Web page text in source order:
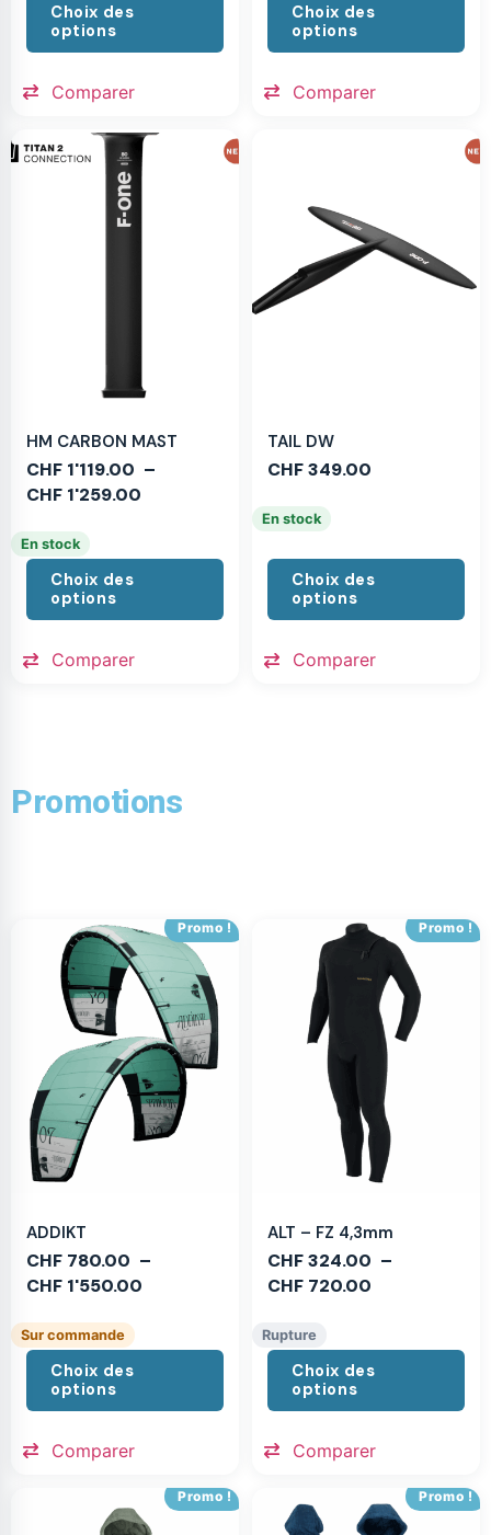
Choix des
options
Comparer
Choix des
options
Comparer
HM CARBON MAST
CHF 1'119.00 –
CHF 1'259.00
En stock
Choix des
options
Comparer
TAIL DW
CHF349.00
En stock
Choix des
options
Comparer
Promotions
Promo !
ADDIKT
CHF 780.00 –
CHF 1'550.00
Sur commande
Choix des
options
Comparer
Promo !
ALT – FZ 4,3mm
CHF324.00 –
CHF 720.00
Rupture
Choix des
options
Comparer
Promo ! Promo !